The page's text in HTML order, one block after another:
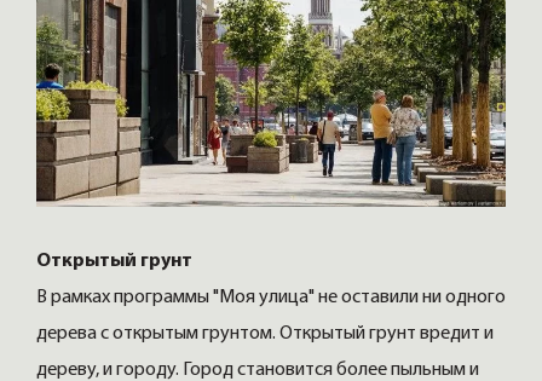
Открытый грунт
В рамках программы "Моя улица" не оставили ни одного
дерева с открытым грунтом. Открытый грунт вредит и
дереву, и городу. Город становится более пыльным и